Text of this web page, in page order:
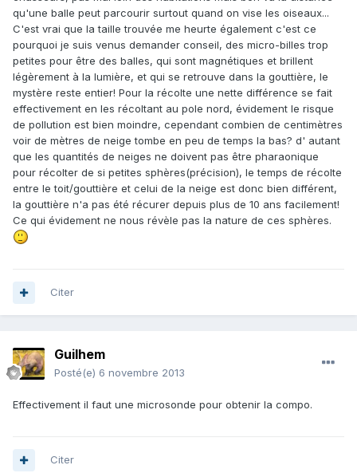
qu'une balle peut parcourir surtout quand on vise les oiseaux...
C'est vrai que la taille trouvée me heurte également c'est ce
pourquoi je suis venus demander conseil, des micro-billes trop
petites pour être des balles, qui sont magnétiques et brillent
légèrement à la lumière, et qui se retrouve dans la gouttière, le
mystère reste entier! Pour la récolte une nette différence se fait
effectivement en les récoltant au pole nord, évidement le risque
de pollution est bien moindre, cependant combien de centimètres
voir de mètres de neige tombe en peu de temps la bas? d' autant
que les quantités de neiges ne doivent pas être pharaonique
pour récolter de si petites sphères(précision), le temps de récolte
entre le toit/gouttière et celui de la neige est donc bien différent,
la gouttière n'a pas été récurer depuis plus de 10 ans facilement!
Ce qui évidement ne nous révèle pas la nature de ces sphères.
Citer
Guilhem
Posté(e) 6 novembre 2013
Effectivement il faut une microsonde pour obtenir la compo.
Citer